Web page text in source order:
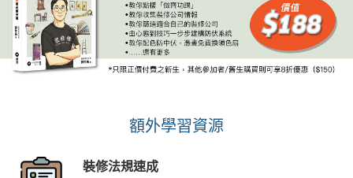
額外學習資源
裝修法規速成